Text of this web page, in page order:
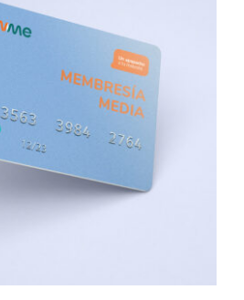
UP NOW